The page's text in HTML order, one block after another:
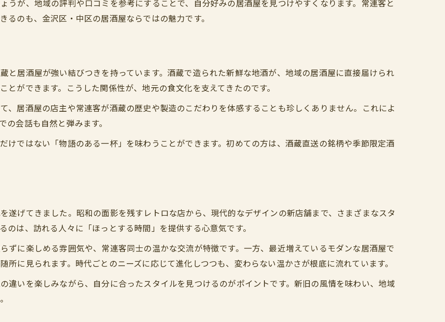
居酒屋で感じる地元愛のエピソード紹介
伝統ある居酒屋で学ぶ粋なマナー
居酒屋で知るべき暗黙のルールまとめ
居酒屋文化に根付く接客マナーとは
大人の居酒屋マナーを身につける方法
地酒と歴史が織り成す至福のひととき
居酒屋で味わう地酒と歴史の深い余韻
居酒屋で過ごす贅沢なひとときの魅力
うが、地域の評判や口コミを参考にすることで、自分好みの居酒屋を見つけやすくなります。常連客と
のも、金沢区・中区の居酒屋ならではの魅力です。
と居酒屋が強い結びつきを持っています。酒蔵で造られた新鮮な地酒が、地域の居酒屋に直接届けられ
ができます。こうした関係性が、地元の食文化を支えてきたのです。
、居酒屋の店主や常連客が酒蔵の歴史や製造のこだわりを体感することも珍しくありません。これによ
会話も自然と弾みます。
けではない「物語のある一杯」を味わうことができます。初めての方は、酒蔵直送の銘柄や季節限定酒
遂げてきました。昭和の面影を残すレトロな店から、現代的なデザインの新店舗まで、さまざまなスタ
は、訪れる人々に「ほっとする時間」を提供する心意気です。
ずに楽しめる雰囲気や、常連客同士の温かな交流が特徴です。一方、最近増えているモダンな居酒屋で
所に見られます。時代ごとのニーズに応じて進化しつつも、変わらない温かさが根底に流れています。
違いを楽しみながら、自分に合ったスタイルを見つけるのがポイントです。新旧の風情を味わい、地域